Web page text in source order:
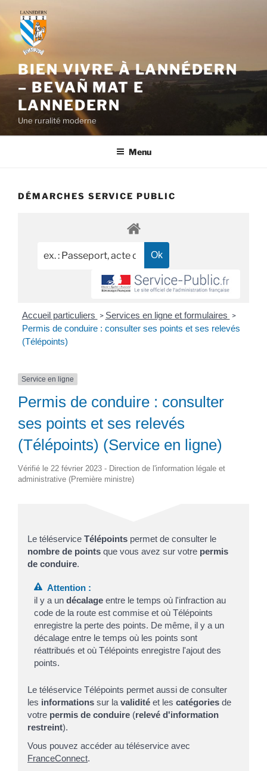
contenu
principal
BIEN VIVRE À LANNÉDERN
– BEVAÑ MAT E
LANNEDERN
Une ruralité moderne
Menu
DÉMARCHES SERVICE PUBLIC
Accueil particuliers > Services en ligne et formulaires >
Permis de conduire : consulter ses points et ses relevés
(Télépoints)
Service en ligne
Permis de conduire : consulter
ses points et ses relevés
(Télépoints) (Service en ligne)
Vérifié le 22 février 2023 - Direction de l'information légale et
administrative (Première ministre)
Le téléservice Télépoints permet de consulter le
nombre de points que vous avez sur votre permis
de conduire.
Attention :
il y a undécalage entre le temps où l'infraction au
code de la route est commise et où Télépoints
enregistre la perte des points. De même, il y a un
décalage entre le temps où les points sont
réattribués et où Télépoints enregistre l'ajout des
points.
Le téléservice Télépoints permet aussi de consulter
les informations sur la validité et les catégories de
votre permis de conduire (relevé d'information
restreint).
Vous pouvez accéder au téléservice avec
FranceConnect.